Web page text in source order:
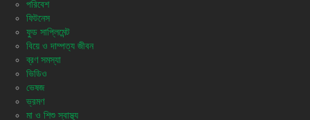
পরিবেশ
ফিটনেস
ফুড সাপ্লিমেন্ট
বিয়ে ও দাম্পত্য জীবন
ব্রণ সমস্যা
ভিডিও
ভেষজ
ভ্রমণ
মা ও শিশু স্বাস্থ্য